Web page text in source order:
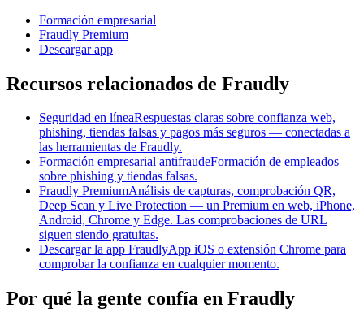
Formación empresarial
Fraudly Premium
Descargar app
Recursos relacionados de Fraudly
Seguridad en líneaRespuestas claras sobre confianza web,
phishing, tiendas falsas y pagos más seguros — conectadas a
las herramientas de Fraudly.
Formación empresarial antifraudeFormación de empleados
sobre phishing y tiendas falsas.
Fraudly PremiumAnálisis de capturas, comprobación QR,
Deep Scan y Live Protection — un Premium en web, iPhone,
Android, Chrome y Edge. Las comprobaciones de URL
siguen siendo gratuitas.
Descargar la app FraudlyApp iOS o extensión Chrome para
comprobar la confianza en cualquier momento.
Por qué la gente confía en Fraudly